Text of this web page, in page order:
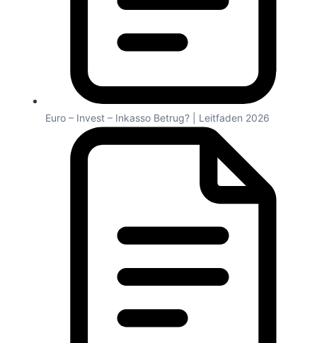
Euro – Invest – Inkasso Betrug? | Leitfaden 2026